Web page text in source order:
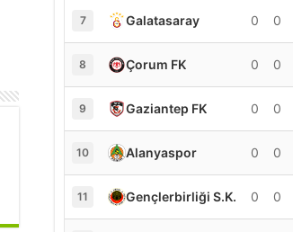
7 Galatasaray 0 0
8 Çorum FK 0 0
9 Gaziantep FK 0 0
10 Alanyaspor 0 0
11 Gençlerbirliği S.K. 0 0